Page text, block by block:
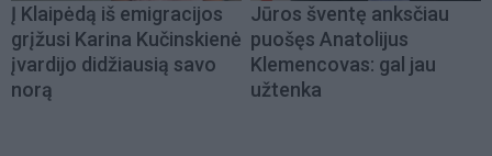
Į Klaipėdą iš emigracijos
grįžusi Karina Kučinskienė
įvardijo didžiausią savo
norą
Jūros šventę anksčiau
puošęs Anatolijus
Klemencovas: gal jau
užtenka